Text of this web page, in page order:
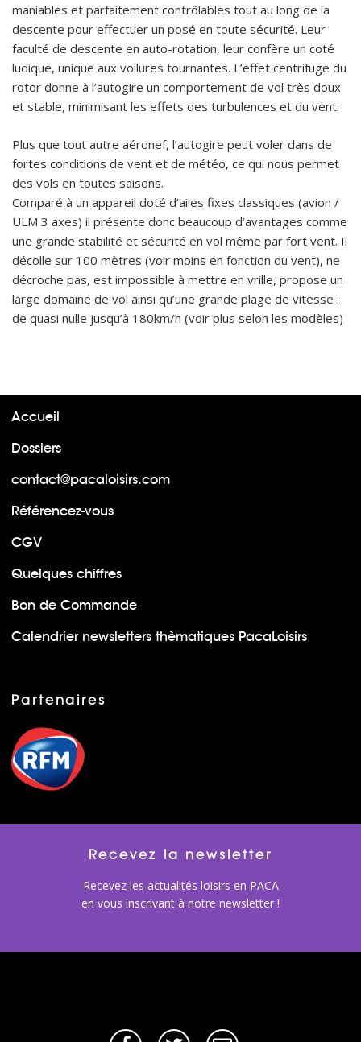
maniables et parfaitement contrôlables tout au long de la
descente pour effectuer un posé en toute sécurité. Leur
faculté de descente en auto-rotation, leur confère un coté
ludique, unique aux voilures tournantes. L’effet centrifuge du
rotor donne à l’autogire un comportement de vol très doux
et stable, minimisant les effets des turbulences et du vent.
Plus que tout autre aéronef, l’autogire peut voler dans de
fortes conditions de vent et de météo, ce qui nous permet
des vols en toutes saisons.
Comparé à un appareil doté d’ailes fixes classiques (avion /
ULM 3 axes) il présente donc beaucoup d’avantages comme
une grande stabilité et sécurité en vol même par fort vent. Il
décolle sur 100 mètres (voir moins en fonction du vent), ne
décroche pas, est impossible à mettre en vrille, propose un
large domaine de vol ainsi qu’une grande plage de vitesse :
de quasi nulle jusqu’à 180km/h (voir plus selon les modèles)
Accueil
Dossiers
contact@pacaloisirs.com
Référencez-vous
CGV
Quelques chiffres
Bon de Commande
Calendrier newsletters thèmatiques PacaLoisirs
Partenaires
Recevez la newsletter
Recevez les actualités loisirs en PACA
en vous inscrivant à notre newsletter !